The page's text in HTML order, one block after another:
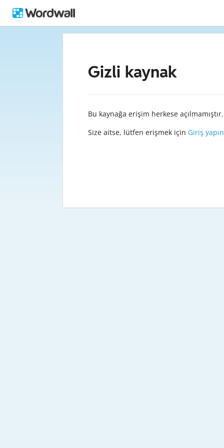
Gizli kaynak
Bu kaynağa erişim herkese açılmamıştır.
Size aitse, lütfen erişmek için Giriş yapın